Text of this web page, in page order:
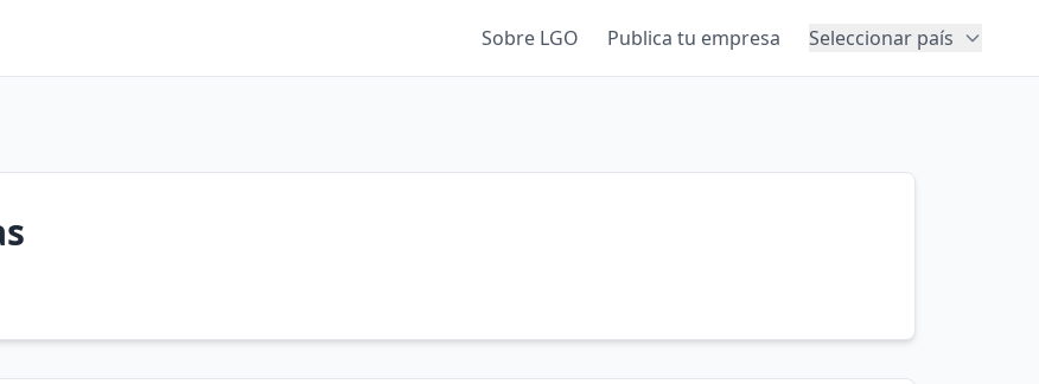
Sobre LGO Publica tu empresa Seleccionar país